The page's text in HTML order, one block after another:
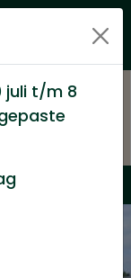
prijs
juli t/m 8